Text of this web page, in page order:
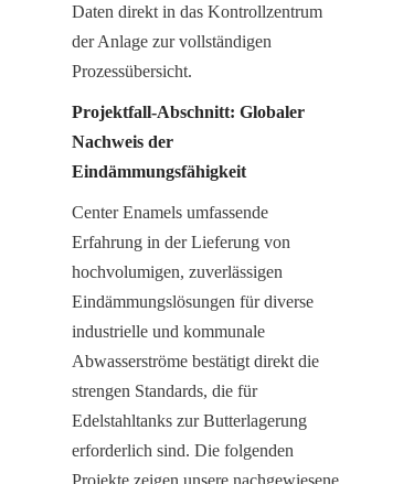
Daten direkt in das Kontrollzentrum
der Anlage zur vollständigen
Prozessübersicht.
Projektfall-Abschnitt: Globaler
Nachweis der
Eindämmungsfähigkeit
Center Enamels umfassende
Erfahrung in der Lieferung von
hochvolumigen, zuverlässigen
Eindämmungslösungen für diverse
industrielle und kommunale
Abwasserströme bestätigt direkt die
strengen Standards, die für
Edelstahltanks zur Butterlagerung
erforderlich sind. Die folgenden
Projekte zeigen unsere nachgewiesene